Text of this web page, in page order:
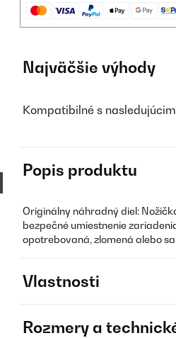
Najväčšie výhody
Kompatibilné s
Popis produktu
Originálny náhradný diel:
bezpečné umiestnenie
opotrebovaná, zlomená alebo
Vlastnosti
Rozmery a